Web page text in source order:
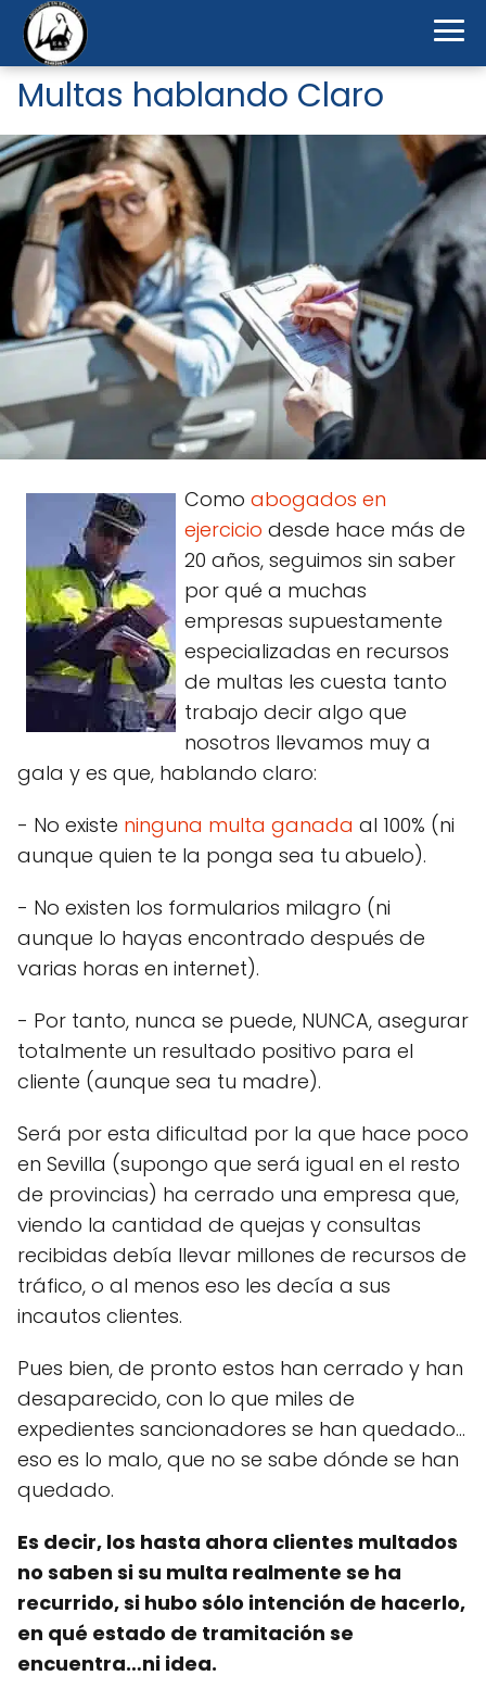
Multas hablando Claro
Como abogados en
ejercicio desde hace más de
20 años, seguimos sin saber
por qué a muchas
empresas supuestamente
especializadas en recursos
de multas les cuesta tanto
trabajo decir algo que
nosotros llevamos muy a
gala y es que, hablando claro:
- No existe ninguna multa ganada al 100% (ni
aunque quien te la ponga sea tu abuelo).
- No existen los formularios milagro (ni
aunque lo hayas encontrado después de
varias horas en internet).
- Por tanto, nunca se puede, NUNCA, asegurar
totalmente un resultado positivo para el
cliente (aunque sea tu madre).
Será por esta dificultad por la que hace poco
en Sevilla (supongo que será igual en el resto
de provincias) ha cerrado una empresa que,
viendo la cantidad de quejas y consultas
recibidas debía llevar millones de recursos de
tráfico, o al menos eso les decía a sus
incautos clientes.
Pues bien, de pronto estos han cerrado y han
desaparecido, con lo que miles de
expedientes sancionadores se han quedado…
eso es lo malo, que no se sabe dónde se han
quedado.
Es decir, los hasta ahora clientes multados
no saben si su multa realmente se ha
recurrido, si hubo sólo intención de hacerlo,
en qué estado de tramitación se
encuentra…ni idea.